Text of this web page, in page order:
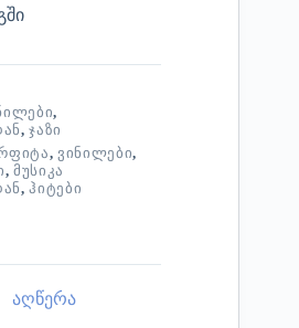
,
,ᲯᲐᲖᲘ
,ᲕᲘᲜᲘᲚᲔᲑᲘ,
,ᲛᲣᲡᲘᲙᲐ
,ᲰᲘᲢᲔᲑᲘ
აღწერა